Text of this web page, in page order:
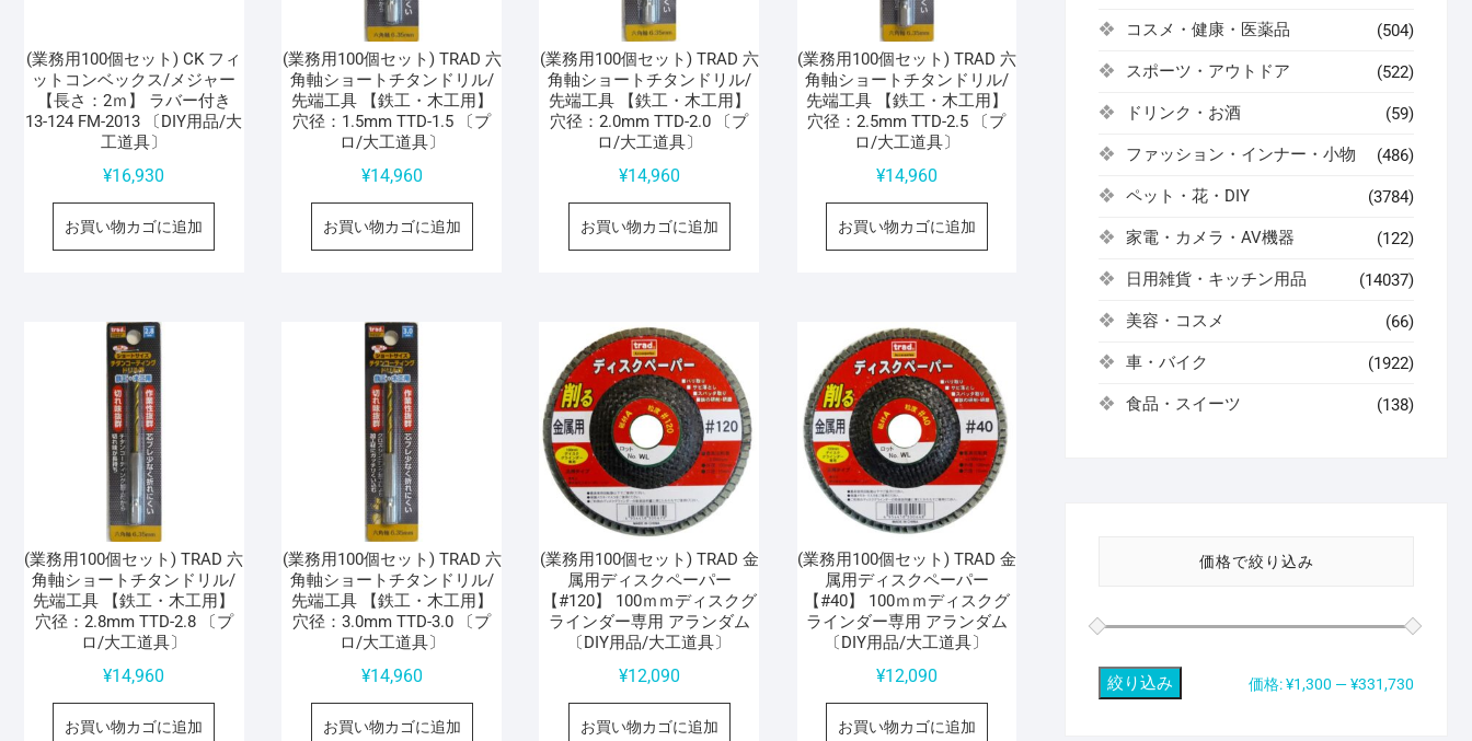
(業務用100個セット) CK フィ
ットコンベックス/メジャー
【長さ：2ｍ】 ラバー付き
13-124 FM-2013 〔DIY用品/大
工道具〕
¥16,930
お買い物カゴに追加
(業務用100個セット) TRAD 六
角軸ショートチタンドリル/
先端工具 【鉄工・木工用】
穴径：1.5mm TTD-1.5 〔プ
ロ/大工道具〕
¥14,960
お買い物カゴに追加
(業務用100個セット) TRAD 六
角軸ショートチタンドリル/
先端工具 【鉄工・木工用】
穴径：2.0mm TTD-2.0 〔プ
ロ/大工道具〕
¥14,960
お買い物カゴに追加
(業務用100個セット) TRAD 六
角軸ショートチタンドリル/
先端工具 【鉄工・木工用】
穴径：2.5mm TTD-2.5 〔プ
ロ/大工道具〕
¥14,960
お買い物カゴに追加
(業務用100個セット) TRAD 六
角軸ショートチタンドリル/
先端工具 【鉄工・木工用】
穴径：2.8mm TTD-2.8 〔プ
ロ/大工道具〕
¥14,960
お買い物カゴに追加
(業務用100個セット) TRAD 六
角軸ショートチタンドリル/
先端工具 【鉄工・木工用】
穴径：3.0mm TTD-3.0 〔プ
ロ/大工道具〕
¥14,960
お買い物カゴに追加
(業務用100個セット) TRAD 金
属用ディスクペーパー
【#120】 100ｍｍディスクグ
ラインダー専用 アランダム
〔DIY用品/大工道具〕
¥12,090
お買い物カゴに追加
(業務用100個セット) TRAD 金
属用ディスクペーパー
【#40】 100ｍｍディスクグ
ラインダー専用 アランダム
〔DIY用品/大工道具〕
¥12,090
お買い物カゴに追加
コスメ・健康・医薬品 (504)
スポーツ・アウトドア (522)
ドリンク・お酒 (59)
ファッション・インナー・小物 (486)
ペット・花・DIY (3784)
家電・カメラ・AV機器 (122)
日用雑貨・キッチン用品 (14037)
美容・コスメ (66)
車・バイク (1922)
食品・スイーツ (138)
価格で絞り込み
絞り込み 価格:¥1,300 —¥331,730